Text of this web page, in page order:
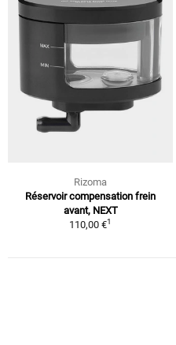
Rizoma
Réservoir compensation frein
avant, NEXT
110,00 €1